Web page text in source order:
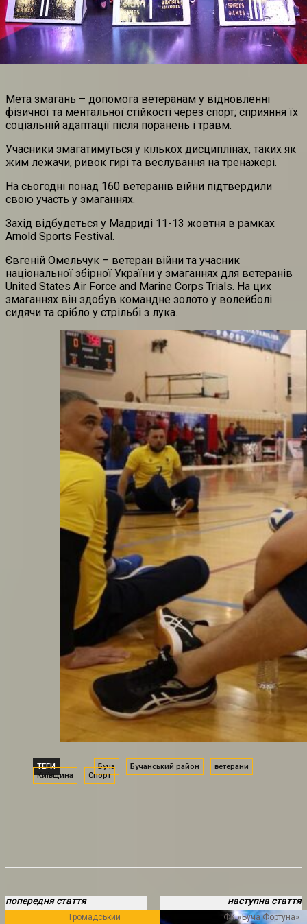
Мета змагань – допомога ветеранам у відновленні
фізичної та ментальної стійкості через спорт; сприяння їх
соціальній адаптації після поранень і травм.
Учасники змагатимуться у кількох дисциплінах, таких як
жим лежачи, ривок гирі та веслування на тренажері.
На сьогодні понад 160 ветеранів війни підтвердили
свою участь у змаганнях.
Захід відбудеться у Мадриді 11-13 жовтня в рамках
Arnold Sports Festival.
Євгеній Омельчук – ветеран війни та учасник
національної збірної України у змаганнях для ветеранів
United States Air Force and Marine Corps Trials. На цих
змаганнях він здобув командне золото у волейболі
сидячи та срібло у стрільбі з лука.
ТЕГИ Буча Бучанський район
ветерани
Київщина
Спорт
попередня стаття
Громадський
наступна стаття
ФК «Буча Фортуна»